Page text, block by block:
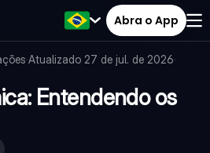
Abra o App
·Atualizado 27 de jul. de 2026·
Entendendo os